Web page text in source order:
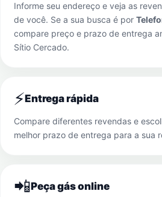
Informe seu endereço e veja as
de você. Se a sua busca é por
compare preço e prazo de entrega
Sítio Cercado.
⚡Entrega rápida
Compare diferentes revendas e
melhor prazo de entrega para a sua
📲Peça gás online